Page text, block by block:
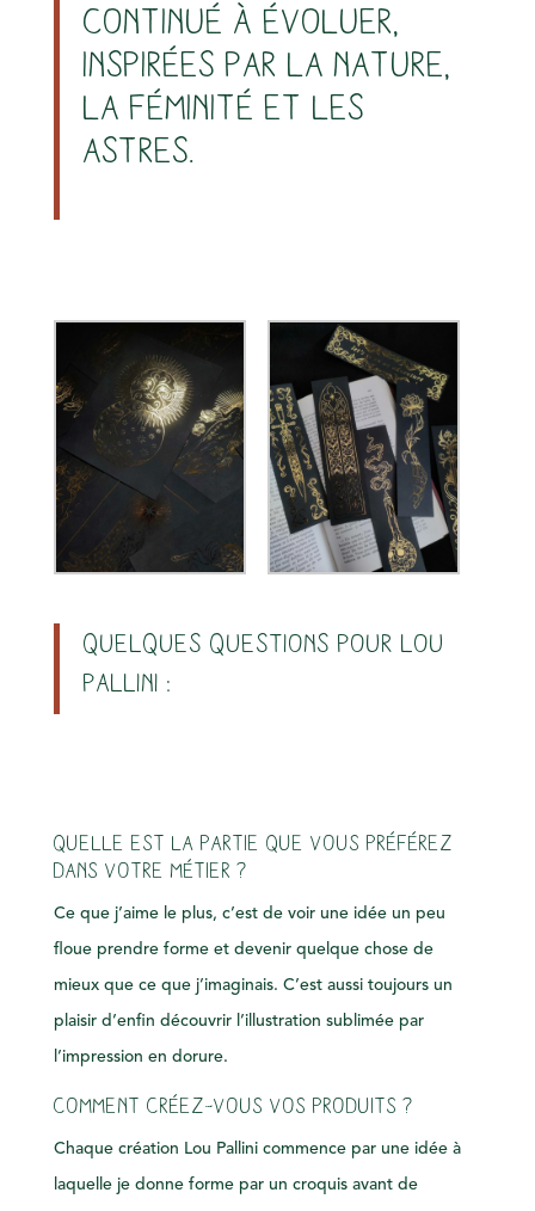
continué à évoluer,
inspirées par la nature,
la féminité et les
astres.
Quelques questions pour Lou
Pallini :
Quelle est la partie que vous préférez
dans votre métier ?
Ce que j’aime le plus, c’est de voir une idée un peu
floue prendre forme et devenir quelque chose de
mieux que ce que j’imaginais. C’est aussi toujours un
plaisir d’enfin découvrir l’illustration sublimée par
l’impression en dorure.
Comment créez-vous vos produits ?
Chaque création Lou Pallini commence par une idée à
laquelle je donne forme par un croquis avant de